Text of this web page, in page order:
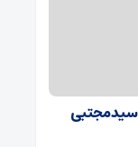
سید مجتبی